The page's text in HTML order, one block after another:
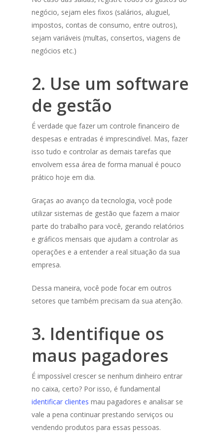
negócio, sejam eles fixos (salários, aluguel,
impostos, contas de consumo, entre outros),
sejam variáveis (multas, consertos, viagens de
negócios etc.)
2. Use um software
de gestão
É verdade que fazer um controle financeiro de
despesas e entradas é imprescindível. Mas, fazer
isso tudo e controlar as demais tarefas que
envolvem essa área de forma manual é pouco
prático hoje em dia.
Graças ao avanço da tecnologia, você pode
utilizar sistemas de gestão que fazem a maior
parte do trabalho para você, gerando relatórios
e gráficos mensais que ajudam a controlar as
operações e a entender a real situação da sua
empresa.
Dessa maneira, você pode focar em outros
setores que também precisam da sua atenção.
3. Identifique os
maus pagadores
É impossível crescer se nenhum dinheiro entrar
no caixa, certo? Por isso, é fundamental
identificar clientes mau pagadores e analisar se
vale a pena continuar prestando serviços ou
vendendo produtos para essas pessoas.